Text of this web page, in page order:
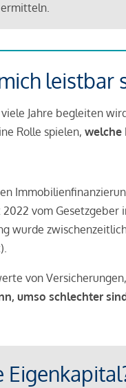
leistbar
Jahre begleiten
Rolle spielen, welche
vom
wurde
von
umso schlechter